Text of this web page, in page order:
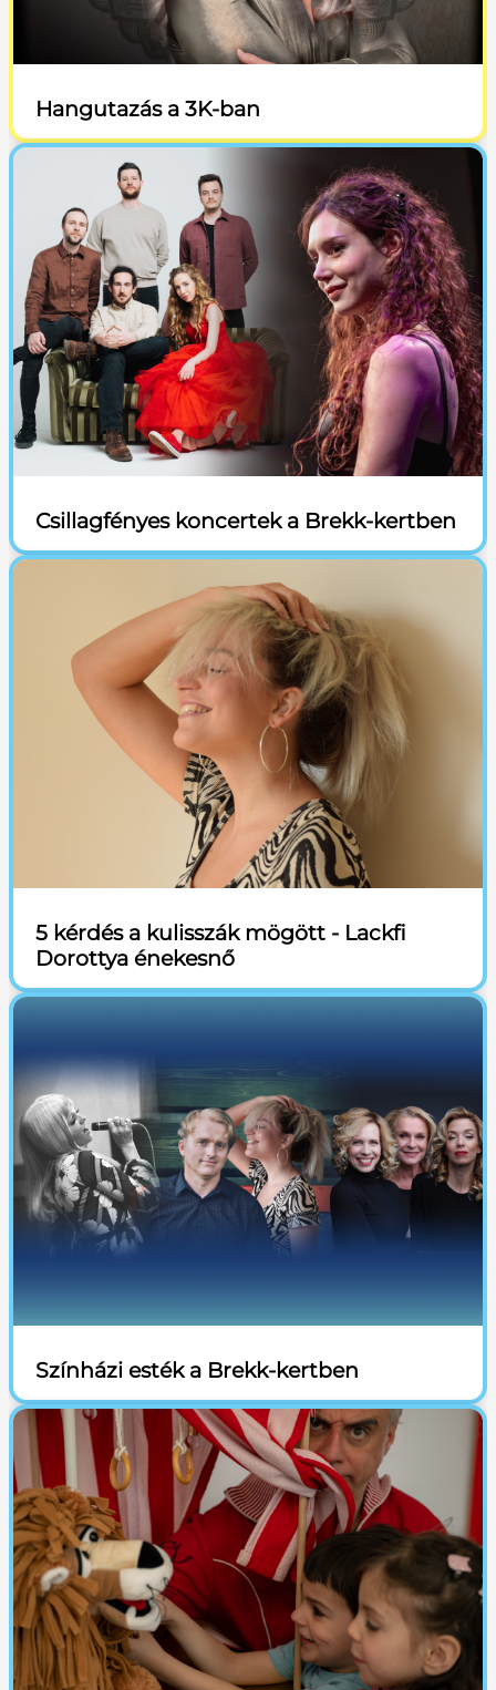
Hangutazás a 3K-ban
Csillagfényes koncertek a Brekk-kertben
5 kérdés a kulisszák mögött - Lackfi
Dorottya énekesnő
Színházi esték a Brekk-kertben